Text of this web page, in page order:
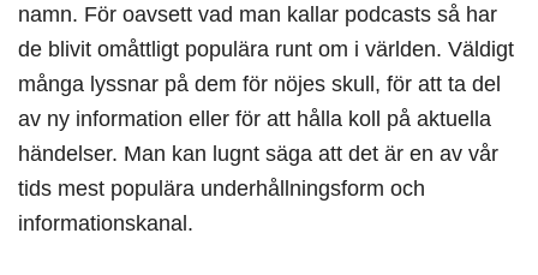
namn. För oavsett vad man kallar podcasts så har
de blivit omåttligt populära runt om i världen. Väldigt
många lyssnar på dem för nöjes skull, för att ta del
av ny information eller för att hålla koll på aktuella
händelser. Man kan lugnt säga att det är en av vår
tids mest populära underhållningsform och
informationskanal.